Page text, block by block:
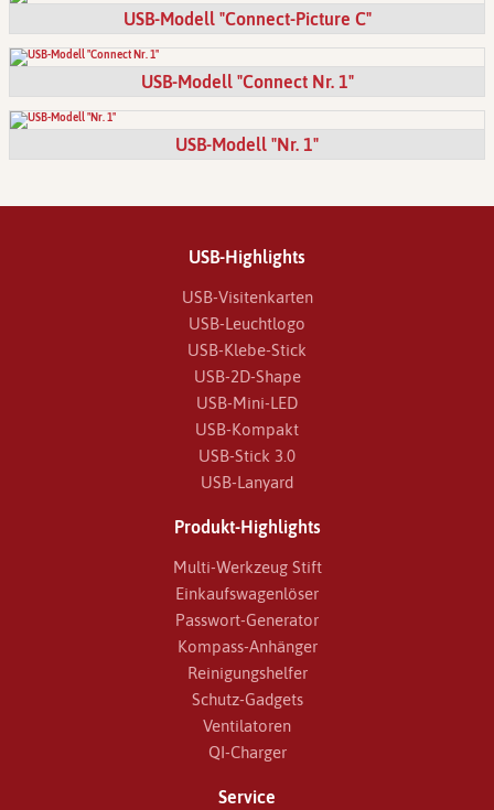
USB-Modell "Connect-Picture C"
USB-Modell "Connect Nr. 1"
USB-Modell "Nr. 1"
USB-Highlights
USB-Visitenkarten
USB-Leuchtlogo
USB-Klebe-Stick
USB-2D-Shape
USB-Mini-LED
USB-Kompakt
USB-Stick 3.0
USB-Lanyard
Produkt-Highlights
Multi-Werkzeug Stift
Einkaufswagenlöser
Passwort-Generator
Kompass-Anhänger
Reinigungshelfer
Schutz-Gadgets
Ventilatoren
QI-Charger
Service